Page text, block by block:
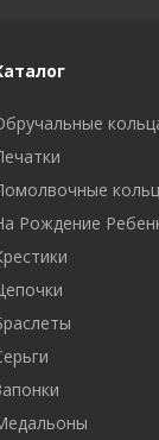
Рождение